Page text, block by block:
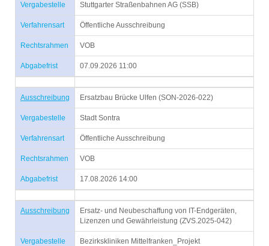
Vergabestelle Stuttgarter Straßenbahnen AG (SSB)
Verfahrensart Öffentliche Ausschreibung
Rechtsrahmen VOB
Abgabefrist 07.09.2026 11:00
Ausschreibung Ersatzbau Brücke Ulfen (SON-2026-022)
Vergabestelle Stadt Sontra
Verfahrensart Öffentliche Ausschreibung
Rechtsrahmen VOB
Abgabefrist 17.08.2026 14:00
Ausschreibung
Ersatz- und Neubeschaffung von IT-Endgeräten,
Lizenzen und Gewährleistung (ZVS.2025-042)
Vergabestelle Bezirkskliniken Mittelfranken_Projekt